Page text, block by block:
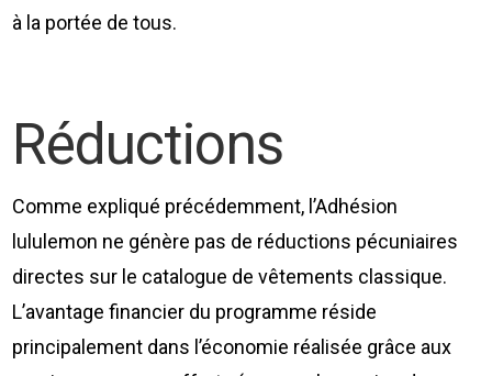
à la portée de tous.
Réductions
Comme expliqué précédemment, l’Adhésion
lululemon ne génère pas de réductions pécuniaires
directes sur le catalogue de vêtements classique.
L’avantage financier du programme réside
principalement dans l’économie réalisée grâce aux